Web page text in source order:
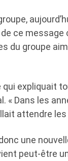
ce message
du groupe
qui expliquait
« Dans les
attendre les
une
peut-être